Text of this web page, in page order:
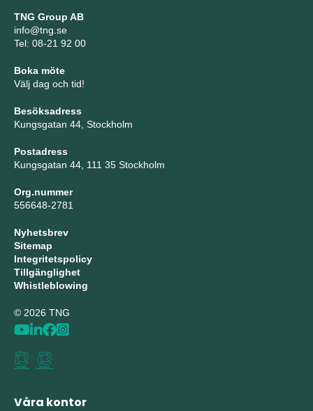
TNG Group AB
info@tng.se
Tel: 08-21 92 00
Boka möte
Välj dag och tid!
Besöksadress
Kungsgatan 44, Stockholm
Postadress
Kungsgatan 44, 111 35 Stockholm
Org.nummer
556648-2781
Nyhetsbrev
Sitemap
Integritetspolicy
Tillgänglighet
Whistleblowing
© 2026 TNG
Våra kontor